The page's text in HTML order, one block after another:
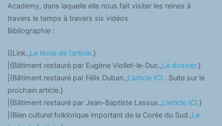
Academy, dans laquelle elle nous fait visiter les reines à
travers le temps à travers six vidéos
Bibliographie :
{{Link.,Le texte de l’article.}
|{Bâtiment restauré par Eugène Viollet-le-Duc.,Le dossier.}
|{Bâtiment restauré par Félix Duban.,L’article ICI.. Suite sur le
prochain article.}
|{Bâtiment restauré par Jean-Baptiste Lassus.,L’article ICI.}
|{Bien culturel folklorique important de la Corée du Sud.,Le